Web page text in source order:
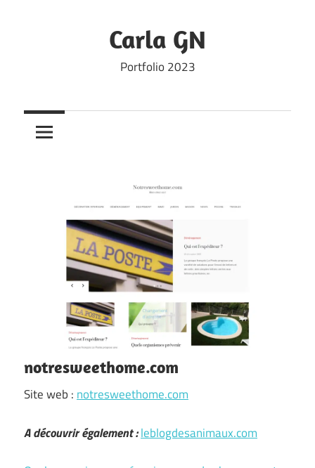
Carla GN
Portfolio 2023
notresweethome.com
Site web : notresweethome.com
A découvrir également :leblogdesanimaux.com